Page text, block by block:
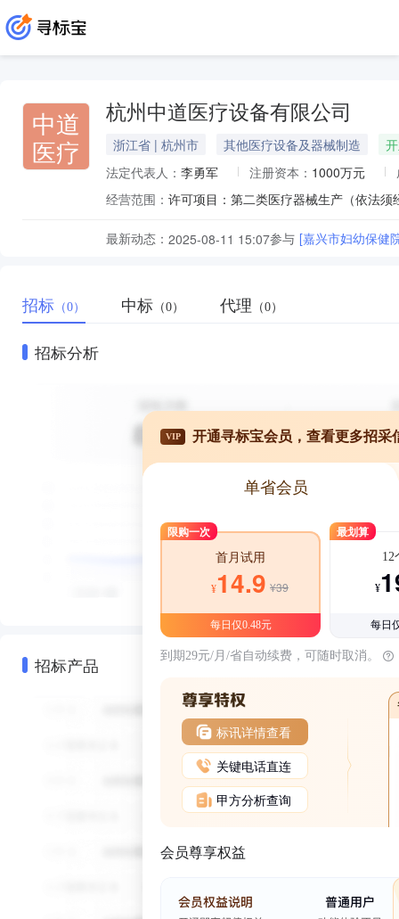
中道
医疗
杭州中道医疗设备有限公司
浙江省 | 杭州市 其他医疗设备及器械制造
法定代表人： 李勇军 注册资本： 1000万元
经营范围：
最新动态： 2025-08-11 15:07参与 [嘉兴市妇幼保健
招标 （0） 中标 （0） 代理 （0）
招标分析
招标产品
VIP 开通寻标宝会员，查看更多招采
单省会员
限购一次
首月试用
¥14.9 ¥39
每日仅0.48元
最划算
12
¥
每日
到期29元/月/省自动续费，可随时取消。
标讯详情查看
关键电话直连
甲方分析查询
会员尊享权益